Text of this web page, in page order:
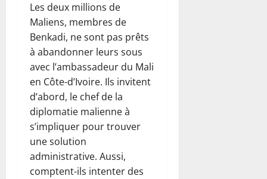
Les deux millions de
Maliens, membres de
Benkadi, ne sont pas prêts
à abandonner leurs sous
avec l’ambassadeur du Mali
en Côte-d’Ivoire. Ils invitent
d’abord, le chef de la
diplomatie malienne à
s’impliquer pour trouver
une solution
administrative. Aussi,
comptent-ils intenter des